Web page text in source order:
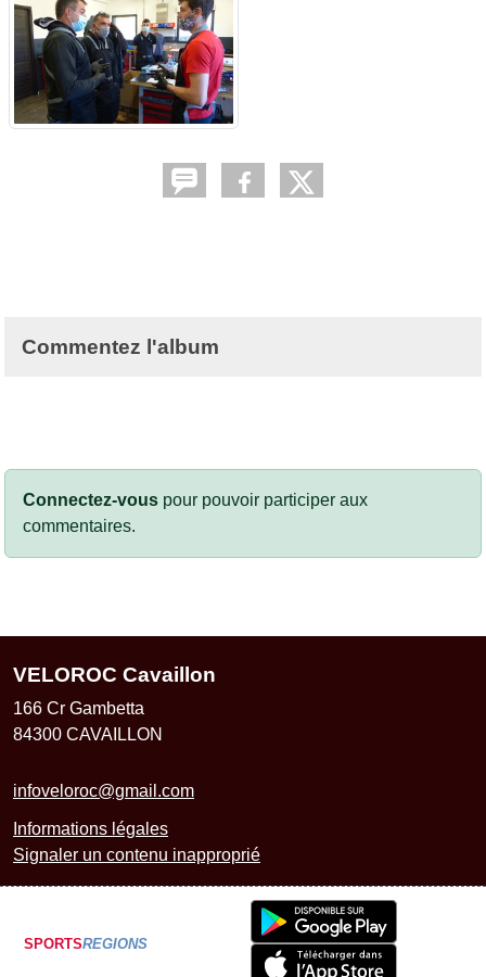
Commentez l'album
Connectez-vous pour pouvoir participer aux
commentaires.
VELOROC Cavaillon
166 Cr Gambetta
84300 CAVAILLON
infoveloroc@gmail.com
Informations légales
Signaler un contenu inapproprié
SPORTSREGIONS